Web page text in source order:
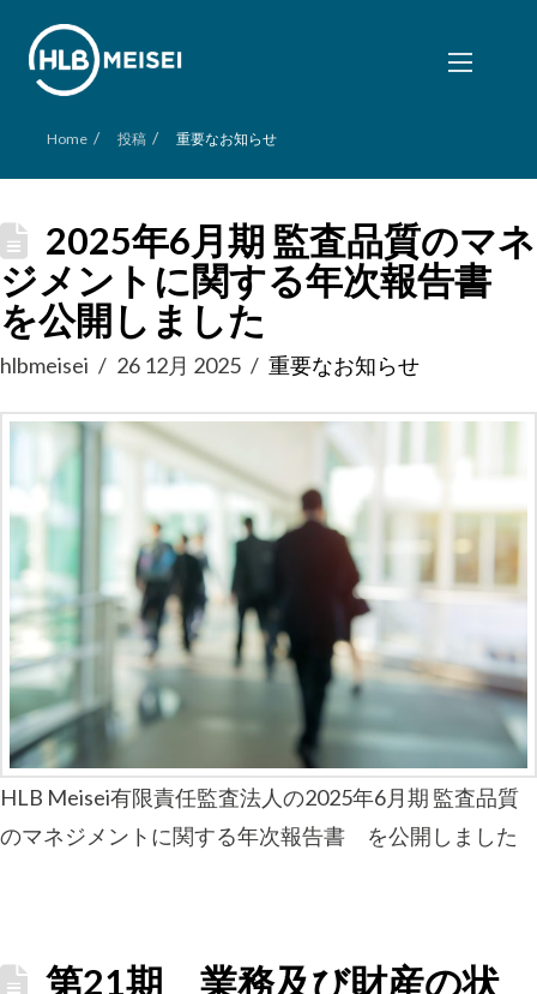
Home / 投稿 / 重要なお知らせ
2025年6月期 監査品質のマネ
ジメントに関する年次報告書
を公開しました
hlbmeisei 26 12月 2025 重要なお知らせ
HLB Meisei有限責任監査法人の2025年6月期 監査品質
のマネジメントに関する年次報告書 を公開しました
第21期 業務及び財産の状